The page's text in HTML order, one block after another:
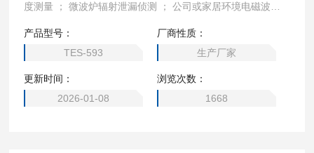
度测量 ； 微波炉辐射泄漏侦测 ； 公司或家居环境电磁波安
产品型号：
TES-593
厂商性质：
生产厂家
更新时间：
2026-01-08
浏览次数：
1668